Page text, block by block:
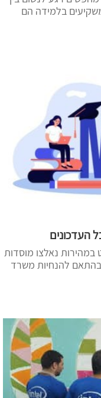
בלמידה הם
העדכונים
נאלצו מוסדות
להנחיות משרד